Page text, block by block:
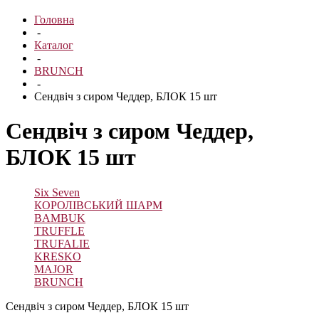
Головна
-
Каталог
-
BRUNCH
-
Сендвіч з сиром Чеддер, БЛОК 15 шт
Сендвіч з сиром Чеддер,
БЛОК 15 шт
Six Seven
КОРОЛІВСЬКИЙ ШАРМ
BAMBUK
TRUFFLE
TRUFALIE
KRESKO
MAJOR
BRUNCH
Сендвіч з сиром Чеддер, БЛОК 15 шт